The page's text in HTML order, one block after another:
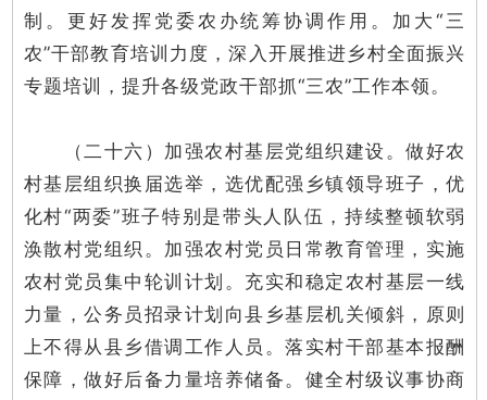
制。更好发挥党委农办统筹协调作用。加大“三
农”干部教育培训力度，深入开展推进乡村全面振兴
专题培训，提升各级党政干部抓“三农”工作本领。
（二十六）加强农村基层党组织建设。做好农
村基层组织换届选举，选优配强乡镇领导班子，优
化村“两委”班子特别是带头人队伍，持续整顿软弱
涣散村党组织。加强农村党员日常教育管理，实施
农村党员集中轮训计划。充实和稳定农村基层一线
力量，公务员招录计划向县乡基层机关倾斜，原则
上不得从县乡借调工作人员。落实村干部基本报酬
保障，做好后备力量培养储备。健全村级议事协商